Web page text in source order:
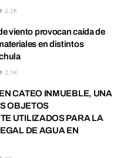
2.2K
viento provocan caída de
en distintos
2.1K
CATEO INMUEBLE, UNA
OBJETOS
UTILIZADOS PARA LA
DE AGUA EN